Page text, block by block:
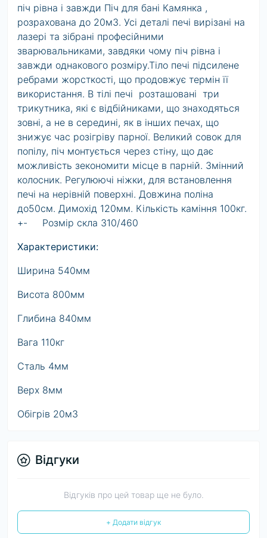
піч рівна і завжди Піч для бані Камянка ,
розрахована до 20м3. Усі деталі печі вирізані на
лазері та зібрані професійними
зварювальниками, завдяки чому піч рівна і
завжди однакового розміру.Тіло печі підсилене
ребрами жорсткості, що продовжує термін її
використання. В тілі печі розташовані три
трикутника, які є відбійниками, що знаходяться
зовні, а не в середині, як в інших печах, що
знижує час розігріву парної. Великий совок для
попілу, піч монтується через стіну, що дає
можливість зекономити місце в парній. Змінний
колосник. Регулюючі ніжки, для встановлення
печі на нерівній поверхні. Довжина поліна
до50см. Димохід 120мм. Кількість каміння 100кг.
+- Розмір скла 310/460
Характеристики:
Ширина 540мм
Висота 800мм
Глибина 840мм
Вага 110кг
Сталь 4мм
Верх 8мм
Обігрів 20м3
Відгуки
Відгуків про цей товар ще не було.
+ Додати відгук